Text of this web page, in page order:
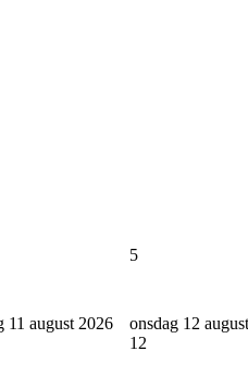
5
11 august 2026
onsdag 12
12